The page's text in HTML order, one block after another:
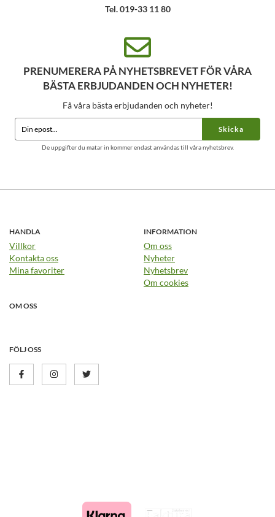
Tel. 019-33 11 80
PRENUMERERA PÅ NYHETSBREVET FÖR VÅRA
BÄSTA ERBJUDANDEN OCH NYHETER!
Få våra bästa erbjudanden och nyheter!
Skicka
De uppgifter du matar in kommer endast användas till våra nyhetsbrev.
HANDLA
Villkor
Kontakta oss
Mina favoriter
INFORMATION
Om oss
Nyheter
Nyhetsbrev
Om cookies
OM OSS
FÖLJ OSS